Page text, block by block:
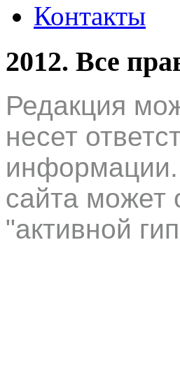
Контакты
2012. Все
Редакция
несет
информации.
сайта может
"активной